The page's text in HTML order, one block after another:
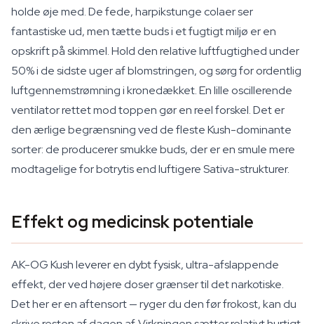
holde øje med. De fede, harpikstunge colaer ser
fantastiske ud, men tætte buds i et fugtigt miljø er en
opskrift på skimmel. Hold den relative luftfugtighed under
50% i de sidste uger af blomstringen, og sørg for ordentlig
luftgennemstrømning i kronedækket. En lille oscillerende
ventilator rettet mod toppen gør en reel forskel. Det er
den ærlige begrænsning ved de fleste Kush-dominante
sorter: de producerer smukke buds, der er en smule mere
modtagelige for botrytis end luftigere Sativa-strukturer.
Effekt og medicinsk potentiale
AK-OG Kush leverer en dybt fysisk, ultra-afslappende
effekt, der ved højere doser grænser til det narkotiske.
Det her er en aftensort — ryger du den før frokost, kan du